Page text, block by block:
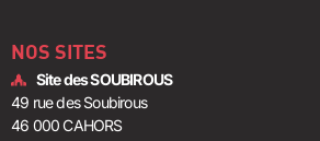
NOS SITES
Site des SOUBIROUS
49 rue des Soubirous
46 000 CAHORS